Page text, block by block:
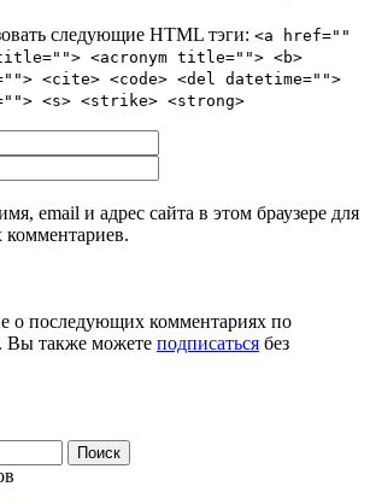
следующие HTML тэги: <a href=""
<acronym title=""> <b>
<cite> <code> <del datetime="">
<s> <strike> <strong>
email и адрес сайта в этом браузере для
о последующих комментариях по
Вы также можете подписаться без